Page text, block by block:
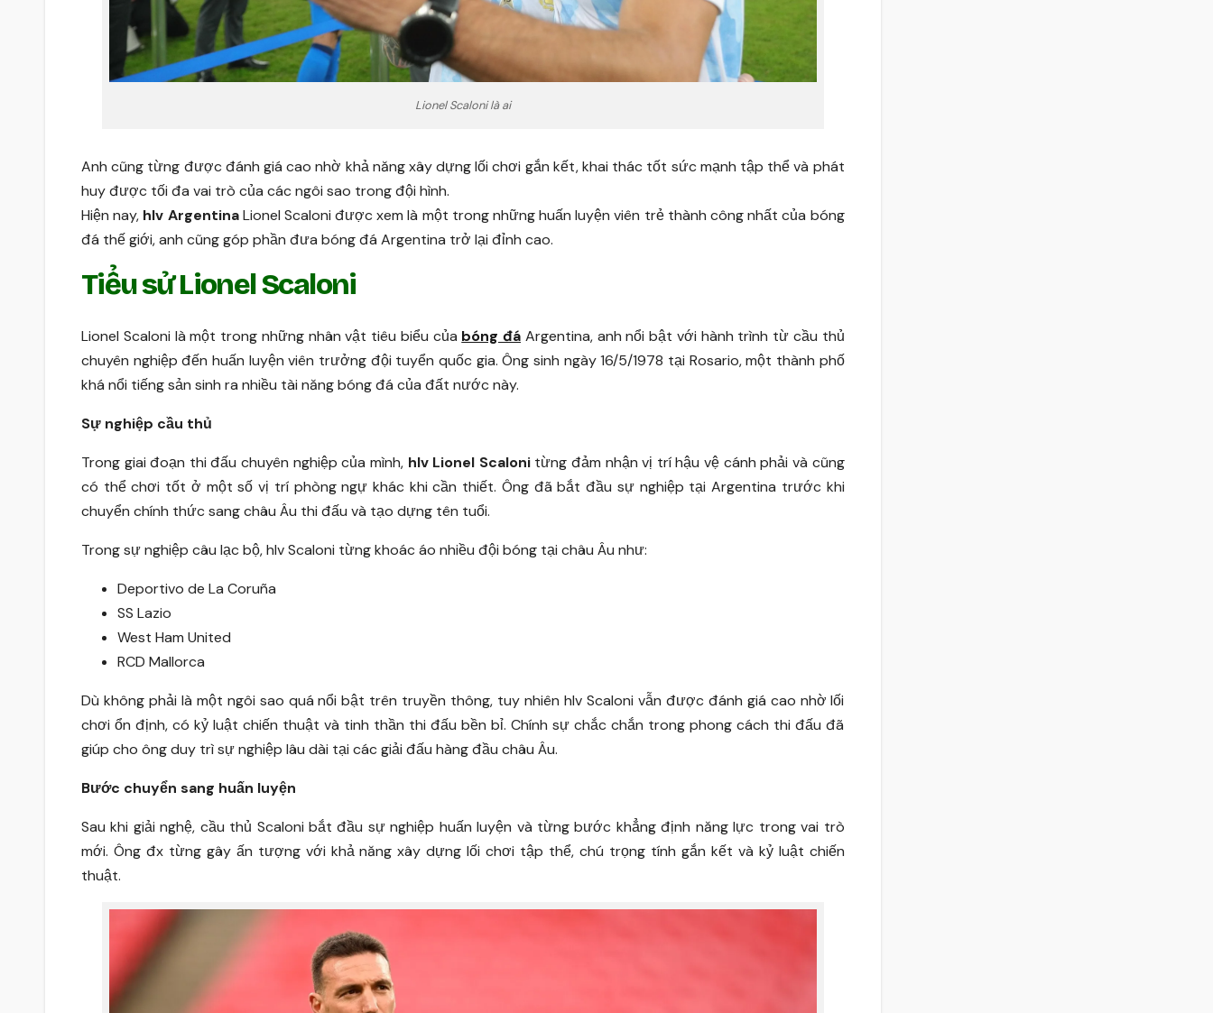
Lionel Scaloni là ai
Anh cũng từng được đánh giá cao nhờ khả năng xây dựng lối chơi gắn kết, khai thác tốt sức mạnh tập thể và phát
huy được tối đa vai trò của các ngôi sao trong đội hình.
Hiện nay, hlv ArgentinaLionel Scaloni được xem là một trong những huấn luyện viên trẻ thành công nhất của bóng
đá thế giới, anh cũng góp phần đưa bóng đá Argentina trở lại đỉnh cao.
Tiểu sử Lionel Scaloni
Lionel Scaloni là một trong những nhân vật tiêu biểu của bóng đá Argentina, anh nổi bật với hành trình từ cầu thủ
chuyên nghiệp đến huấn luyện viên trưởng đội tuyển quốc gia. Ông sinh ngày 16/5/1978 tại Rosario, một thành phố
khá nổi tiếng sản sinh ra nhiều tài năng bóng đá của đất nước này.
Sự nghiệp cầu thủ
Trong giai đoạn thi đấu chuyên nghiệp của mình, hlv Lionel Scalonitừng đảm nhận vị trí hậu vệ cánh phải và cũng
có thể chơi tốt ở một số vị trí phòng ngự khác khi cần thiết. Ông đã bắt đầu sự nghiệp tại Argentina trước khi
chuyển chính thức sang châu Âu thi đấu và tạo dựng tên tuổi.
Trong sự nghiệp câu lạc bộ, hlv Scaloni từng khoác áo nhiều đội bóng tại châu Âu như:
Deportivo de La Coruña
SS Lazio
West Ham United
RCD Mallorca
Dù không phải là một ngôi sao quá nổi bật trên truyền thông, tuy nhiên hlv Scaloni vẫn được đánh giá cao nhờ lối
chơi ổn định, có kỷ luật chiến thuật và tinh thần thi đấu bền bỉ. Chính sự chắc chắn trong phong cách thi đấu đã
giúp cho ông duy trì sự nghiệp lâu dài tại các giải đấu hàng đầu châu Âu.
Bước chuyển sang huấn luyện
Sau khi giải nghệ, cầu thủ Scaloni bắt đầu sự nghiệp huấn luyện và từng bước khẳng định năng lực trong vai trò
mới. Ông đx từng gây ấn tượng với khả năng xây dựng lối chơi tập thể, chú trọng tính gắn kết và kỷ luật chiến
thuật.